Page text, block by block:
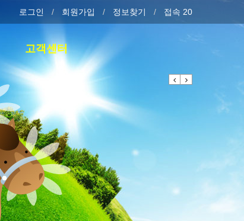
로그인 회원가입 정보찾기 접속 20
고객센터
Previous
Next